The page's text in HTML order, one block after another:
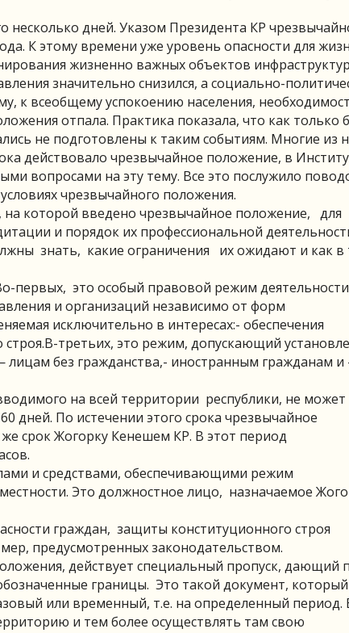
несколько дней. Указом Президента КР
К этому времени уже уровень опасности для
жизненно важных объектов
значительно снизился, а социально-
к всеобщему успокоению населения,
отпала. Практика показала, что как только
не подготовлены к таким событиям. Многие из
действовало чрезвычайное положение, в
вопросами на эту тему. Все это послужило
чрезвычайного положения.
которой введено чрезвычайное положение, для
и порядок их профессиональной
знать, какие ограничения их ожидают и как в
первых, это особый правовой режим деятельности
и организаций независимо от форм
исключительно в интересах:- обеспечения
третьих, это режим, допускающий
без гражданства,- иностранным гражданам
на всей территории республики, не может
дней. По истечении этого срока чрезвычайное
срок Жогорку Кенешем КР. В этот период
и средствами, обеспечивающими режим
Это должностное лицо, назначаемое
граждан, защиты конституционного строя
предусмотренных законодательством.
действует специальный пропуск, дающий
границы. Это такой документ, который
или временный, т.е. на определенный период.
и тем более осуществлять там свою